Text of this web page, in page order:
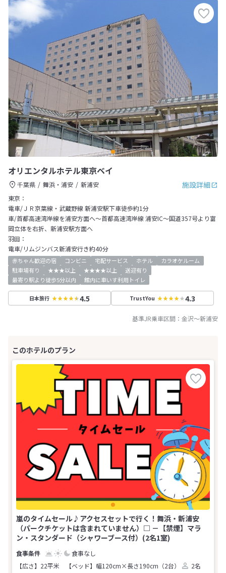
オリエンタルホテル東京ベイ
施設詳細
千葉県 舞浜・浦安
新浦安
東京：
電車/ＪＲ京葉線・武蔵野線 新浦安駅下車徒歩約1分
車/首都高速湾岸線を浦安方面へ～首都高速湾岸線 浦安IC～国道357号より富
岡立体を右折、新浦安駅方面へ
羽田：
電車/リムジンバス新浦安行き約40分
赤ちゃん歓迎の宿 コンビニ 宅配サービス ホテル
カラオケルーム
駐車場有り
★★★以上 ★★★★以上
送迎有り
最寄り駅より徒歩5分以内
館内に車いす利用トイレ
日本旅行 4.5 TrustYou 4.3
基準JR乗車区間： 金沢～新浦安
嵐のタイムセール♪アクセスセットで行く！舞浜・新浦安
（パークチケットは含まれていません）□ －【禁煙】マラ
ン・スタンダード（シャワーブース付）(2名1室)
食事なし
【広さ】22平米
【ベッド】幅120cm×長さ190cm（2台）
2名